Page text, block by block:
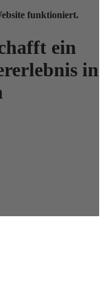
funktioniert.
ein
in